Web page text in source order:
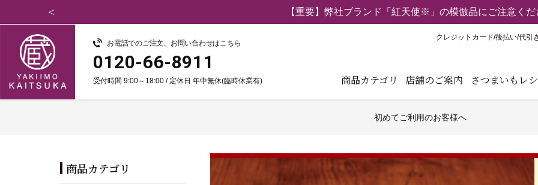
【重要】弊社ブランド「紅天使※」の模倣品にご注意くだ
お電話でのご注文、お問い合わせはこちら
0120-66-8911
受付時間 9:00～18:00 / 定休日 年中無休(臨時休業有) 商品カテゴリ 店舗のご案内 さつまいもレ
クレジットカード/後払い/代引
初めてご利用のお客様へ
商品カテゴリ